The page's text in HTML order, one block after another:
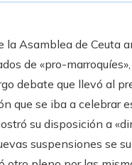
la Asamblea de Ceuta
de «pro-
debate que llevó al
que se iba a celebrar
su disposición a
suspensiones se